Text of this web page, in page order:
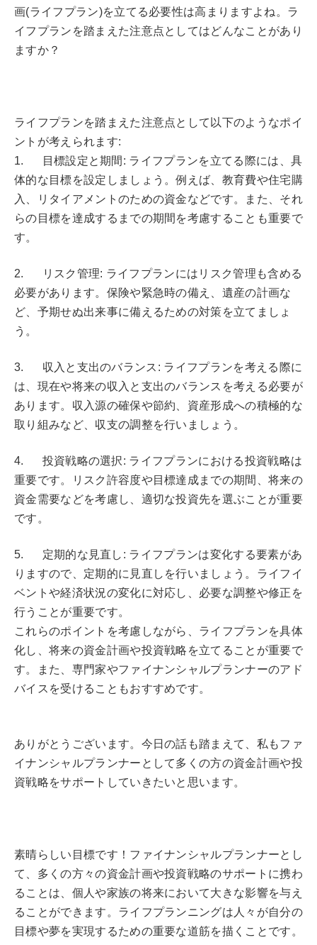
画(ライフプラン)を立てる必要性は高まりますよね。ラ
イフプランを踏まえた注意点としてはどんなことがあり
ますか？
ライフプランを踏まえた注意点として以下のようなポイ
ントが考えられます:
1. 目標設定と期間: ライフプランを立てる際には、具
体的な目標を設定しましょう。例えば、教育費や住宅購
入、リタイアメントのための資金などです。また、それ
らの目標を達成するまでの期間を考慮することも重要で
す。
2. リスク管理: ライフプランにはリスク管理も含める
必要があります。保険や緊急時の備え、遺産の計画な
ど、予期せぬ出来事に備えるための対策を立てましょ
う。
3. 収入と支出のバランス: ライフプランを考える際に
は、現在や将来の収入と支出のバランスを考える必要が
あります。収入源の確保や節約、資産形成への積極的な
取り組みなど、収支の調整を行いましょう。
4. 投資戦略の選択: ライフプランにおける投資戦略は
重要です。リスク許容度や目標達成までの期間、将来の
資金需要などを考慮し、適切な投資先を選ぶことが重要
です。
5. 定期的な見直し: ライフプランは変化する要素があ
りますので、定期的に見直しを行いましょう。ライフイ
ベントや経済状況の変化に対応し、必要な調整や修正を
行うことが重要です。
これらのポイントを考慮しながら、ライフプランを具体
化し、将来の資金計画や投資戦略を立てることが重要で
す。また、専門家やファイナンシャルプランナーのアド
バイスを受けることもおすすめです。
ありがとうございます。今日の話も踏まえて、私もファ
イナンシャルプランナーとして多くの方の資金計画や投
資戦略をサポートしていきたいと思います。
素晴らしい目標です！ファイナンシャルプランナーとし
て、多くの方々の資金計画や投資戦略のサポートに携わ
ることは、個人や家族の将来において大きな影響を与え
ることができます。ライフプランニングは人々が自分の
目標や夢を実現するための重要な道筋を描くことです。